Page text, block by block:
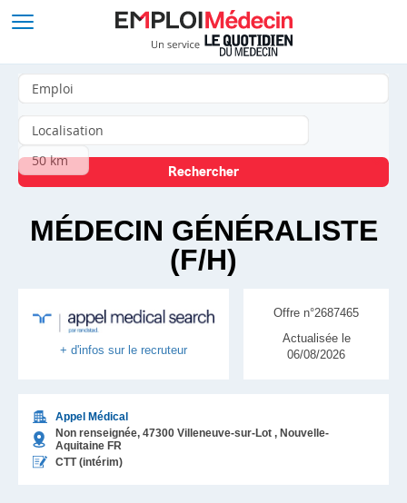
MÉDECIN GÉNÉRALISTE
(F/H)
+ d'infos sur le recruteur
Appel Médical
Non renseignée, 47300 Villeneuve-sur-Lot , Nouvelle-
Aquitaine FR
CTT (intérim)
Offre n°2687465
Actualisée le
06/08/2026